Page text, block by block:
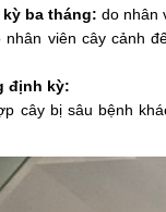
ba tháng: do nhân
nhân viên cây cảnh
định kỳ:
cây bị sâu bệnh